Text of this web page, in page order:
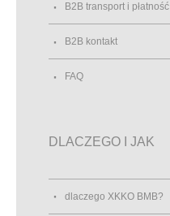
B2B transport i płatność
B2B kontakt
FAQ
DLACZEGO I JAK
dlaczego XKKO BMB?